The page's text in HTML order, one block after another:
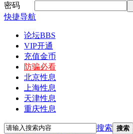
密码
快捷导航
论坛BBS
VIP开通
充值金币
防骗必看
北京性息
上海性息
天津性息
重庆性息
搜索 搜索